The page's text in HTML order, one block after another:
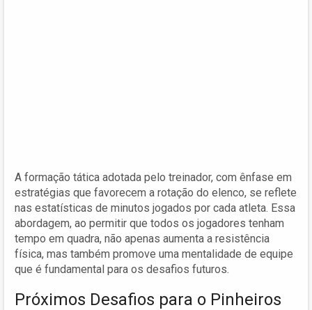
A formação tática adotada pelo treinador, com ênfase em
estratégias que favorecem a rotação do elenco, se reflete
nas estatísticas de minutos jogados por cada atleta. Essa
abordagem, ao permitir que todos os jogadores tenham
tempo em quadra, não apenas aumenta a resistência
física, mas também promove uma mentalidade de equipe
que é fundamental para os desafios futuros.
Próximos Desafios para o Pinheiros